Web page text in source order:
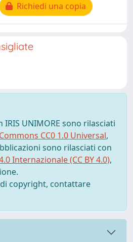
Richiedi una copia
UNIMORE sono rilasciati
CC0 1.0 Universal,
sono rilasciati con
Internazionale (CC BY 4.0),
copyright, contattare